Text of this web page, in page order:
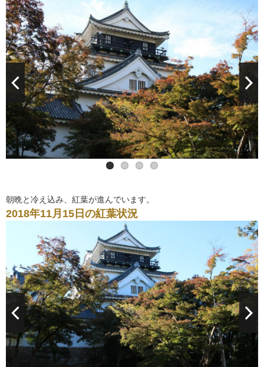
朝晩と冷え込み、紅葉が進んでいます。
2018年11月15日の紅葉状況